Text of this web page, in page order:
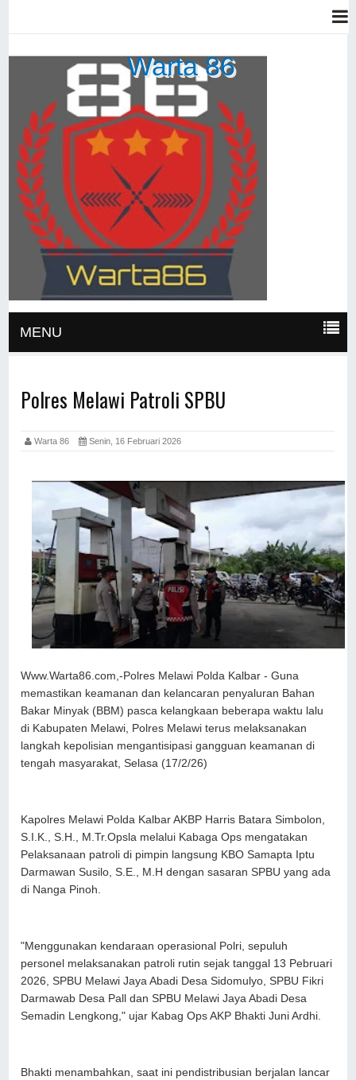
Warta 86
MENU
Polres Melawi Patroli SPBU
Warta 86 Senin, 16 Februari 2026
Www.Warta86.com,-Polres Melawi Polda Kalbar - Guna
memastikan keamanan dan kelancaran penyaluran Bahan
Bakar Minyak (BBM) pasca kelangkaan beberapa waktu lalu
di Kabupaten Melawi, Polres Melawi terus melaksanakan
langkah kepolisian mengantisipasi gangguan keamanan di
tengah masyarakat, Selasa (17/2/26)
Kapolres Melawi Polda Kalbar AKBP Harris Batara Simbolon,
S.I.K., S.H., M.Tr.Opsla melalui Kabaga Ops mengatakan
Pelaksanaan patroli di pimpin langsung KBO Samapta Iptu
Darmawan Susilo, S.E., M.H dengan sasaran SPBU yang ada
di Nanga Pinoh.
"Menggunakan kendaraan operasional Polri, sepuluh
personel melaksanakan patroli rutin sejak tanggal 13 Pebruari
2026, SPBU Melawi Jaya Abadi Desa Sidomulyo, SPBU Fikri
Darmawab Desa Pall dan SPBU Melawi Jaya Abadi Desa
Semadin Lengkong," ujar Kabag Ops AKP Bhakti Juni Ardhi.
Bhakti menambahkan, saat ini pendistribusian berjalan lancar